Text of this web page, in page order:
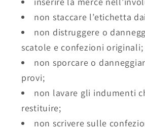
non staccare l’etichetta
non distruggere o
scatole e confezioni originali;
non sporcare o
provi;
non lavare gli indumenti
restituire;
non scrivere sulle